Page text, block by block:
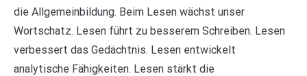
die Allgemeinbildung. Beim Lesen wächst unser
Wortschatz. Lesen führt zu besserem Schreiben. Lesen
verbessert das Gedächtnis. Lesen entwickelt
analytische Fähigkeiten. Lesen stärkt die